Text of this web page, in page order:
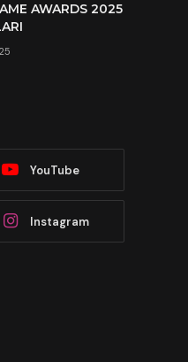
AWARDS 2025
YouTube
Instagram